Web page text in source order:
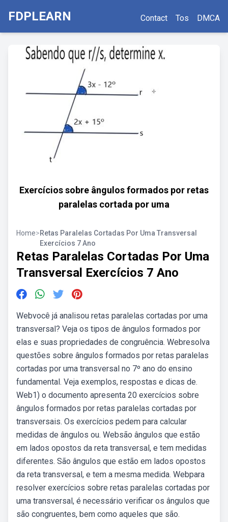
FDPLEARN Contact Tos DMCA
Exercícios sobre ângulos formados por retas
paralelas cortada por uma
Home>Retas Paralelas Cortadas Por Uma Transversal
Exercícios 7 Ano
Retas Paralelas Cortadas Por Uma
Transversal Exercícios 7 Ano
Webvocê já analisou retas paralelas cortadas por uma
transversal? Veja os tipos de ângulos formados por
elas e suas propriedades de congruência. Webresolva
questões sobre ângulos formados por retas paralelas
cortadas por uma transversal no 7º ano do ensino
fundamental. Veja exemplos, respostas e dicas de.
Web1) o documento apresenta 20 exercícios sobre
ângulos formados por retas paralelas cortadas por
transversais. Os exercícios pedem para calcular
medidas de ângulos ou. Websão ângulos que estão
em lados opostos da reta transversal, e tem medidas
diferentes. São ângulos que estão em lados opostos
da reta transversal, e tem a mesma medida. Webpara
resolver exercícios sobre retas paralelas cortadas por
uma transversal, é necessário verificar os ângulos que
são congruentes, bem como aqueles que são.